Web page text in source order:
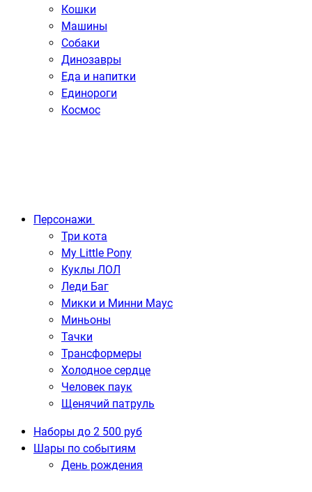
Кошки
Машины
Собаки
Динозавры
Еда и напитки
Единороги
Космос
Персонажи
Три кота
My Little Pony
Куклы ЛОЛ
Леди Баг
Микки и Минни Маус
Миньоны
Тачки
Трансформеры
Холодное сердце
Человек паук
Щенячий патруль
Наборы до 2 500 руб
Шары по событиям
День рождения